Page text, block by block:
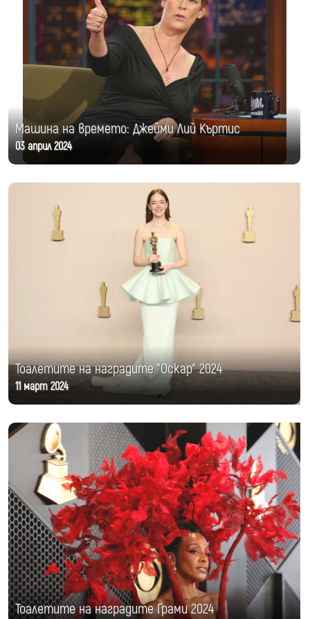
Машина на времето: Джейми Лий Къртис
03 април 2024
Тоалетите на наградите "Оскар" 2024
11 март 2024
Тоалетите на наградите Грами 2024